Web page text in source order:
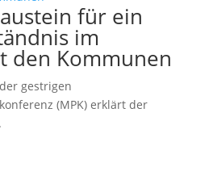
für ein
im
den Kommunen
gestrigen
(MPK) erklärt der